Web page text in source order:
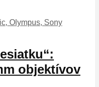
objektívov